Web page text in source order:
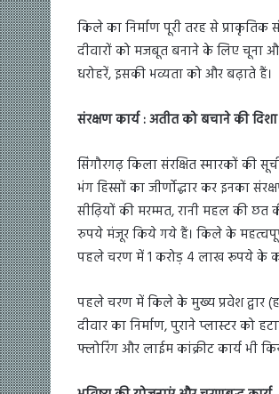
किले का निर्माण पूरी तरह से
दीवारों को मजबूत बनाने के लिए चूना
धरोहरें, इसकी भव्यता को और बढ़ाते हैं।
संरक्षण कार्य : अतीत को बचाने की
सिंगौरगढ़ किला संरक्षित स्मारकों की
भंग हिस्सों का जीर्णोद्धार कर इनका
सीढ़ियों की मरम्मत, रानी महल की
रुपये मंजूर किये गये हैं। किले के महत्वपूर्ण
पहले चरण में 1 करोड़ 4 लाख रूपये के
पहले चरण में किले के मुख्य प्रवेश द्वार
दीवार का निर्माण, पुराने प्लास्टर को
फ्लोरिंग और लाईम कांक्रीट कार्य भी